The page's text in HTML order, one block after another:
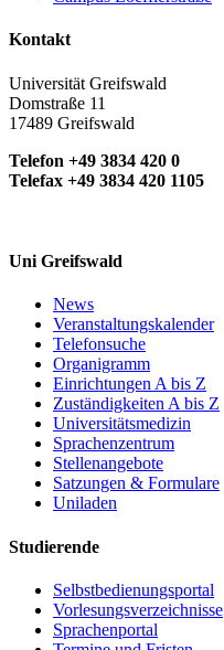
Kontakt
Universität Greifswald
Domstraße 11
17489 Greifswald
Telefon +49 3834 420 0
Telefax +49 3834 420 1105
Uni Greifswald
News
Veranstaltungskalender
Telefonsuche
Organigramm
Einrichtungen A bis Z
Zuständigkeiten A bis Z
Universitätsmedizin
Sprachenzentrum
Stellenangebote
Satzungen & Formulare
Uniladen
Studierende
Selbstbedienungsportal
Vorlesungsverzeichnisse
Sprachenportal